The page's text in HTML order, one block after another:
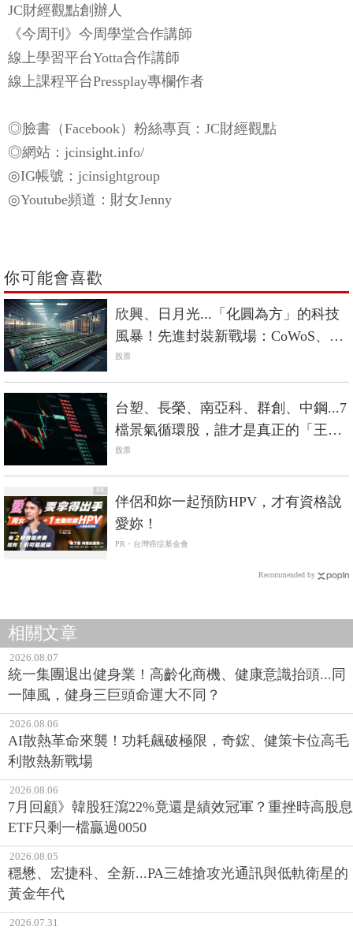
JC財經觀點創辦人
《今周刊》今周學堂合作講師
線上學習平台Yotta合作講師
線上課程平台Pressplay專欄作者
◎臉書（Facebook）粉絲專頁：JC財經觀點
◎網站：jcinsight.info/
◎IG帳號：jcinsightgroup
◎Youtube頻道：財女Jenny
你可能會喜歡
欣興、日月光...「化圓為方」的科技
風暴！先進封裝新戰場：CoWoS、
CoPoS、CoWoP誰勝出？
股票
台塑、長榮、南亞科、群創、中鋼...7
檔景氣循環股，誰才是真正的「王
者」？
股票
PR
伴侶和妳一起預防HPV，才有資格說
愛妳！
PR・台灣癌症基金會
Recommended by
相關文章
2026.08.07
統一集團退出健身業！高齡化商機、健康意識抬頭...同
一陣風，健身三巨頭命運大不同？
2026.08.06
AI散熱革命來襲！功耗飆破極限，奇鋐、健策卡位高毛
利散熱新戰場
2026.08.06
7月回顧》韓股狂瀉22%竟還是績效冠軍？重挫時高股息
ETF只剩一檔贏過0050
2026.08.05
穩懋、宏捷科、全新...PA三雄搶攻光通訊與低軌衛星的
黃金年代
2026.07.31